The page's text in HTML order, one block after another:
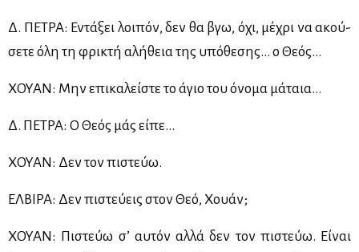
Δ. ΠΕ­ΤΡΑ: Εντά­ξει λοι­πόν, δεν θα βγω, όχι, μέ­χρι να ακού­
σε­τε όλη τη φρι­κτή αλή­θεια της υπό­θε­σης… ο Θε­ός…
ΧΟΥΑΝ: Μην επι­κα­λεί­στε το άγιο του όνο­μα μά­ταια…
Δ. ΠΕ­ΤΡΑ: Ο Θε­ός μάς εί­πε…
ΧΟΥΑΝ: Δεν τον πι­στεύω.
ΕΛ­ΒΙ­ΡΑ: Δεν πι­στεύ­εις στον Θεό, Χουάν;
ΧΟΥΑΝ: Πι­στεύω σ’ αυ­τόν αλ­λά δεν τον πι­στεύω. Εί­ναι